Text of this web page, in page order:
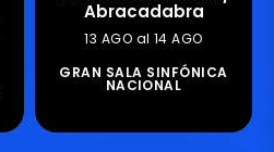
Abracadabra
13 AGO al 14 AGO
GRAN SALA SINFÓNICA
NACIONAL